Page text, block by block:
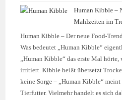
Human Kibble –
Mahlzeiten im
Human Kibble – Der neue Food-
Was bedeutet „Human Kibble“
„Human Kibble“ das erste Mal hörte,
irritiert. Kibble heißt übersetzt
keine Sorge – „Human Kibble“
Tierfutter. Vielmehr handelt es sich